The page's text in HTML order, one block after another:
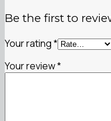
Be the first to
Your rating*
Your review*